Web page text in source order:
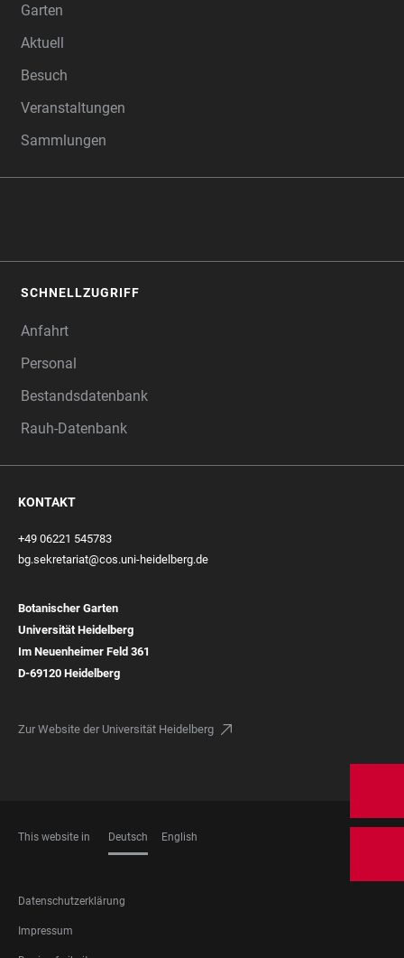
Garten
Aktuell
Besuch
Veranstaltungen
Sammlungen
SCHNELLZUGRIFF
Anfahrt
Personal
Bestandsdatenbank
Rauh-Datenbank
KONTAKT
+49 06221 545783
bg.sekretariat@cos.uni-heidelberg.de
Botanischer Garten
Universität Heidelberg
Im Neuenheimer Feld 361
D-69120 Heidelberg
Zur Website der Universität Heidelberg
This website in Deutsch English
FOOTER
LEGAL
Datenschutzerklärung
Impressum